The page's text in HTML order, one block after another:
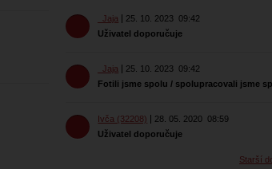
_Jaja 25. 10. 2023 09:42
Uživatel doporučuje
_Jaja 25. 10. 2023 09:42
Fotili jsme spolu / spolupracovali jsme
Ivča (32208) 28. 05. 2020 08:59
Uživatel doporučuje
Starší